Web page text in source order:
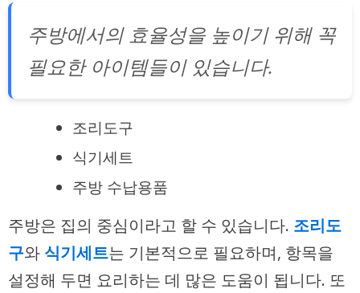
주방에서의 효율성을 높이기 위해 꼭
필요한 아이템들이 있습니다.
조리도구
식기세트
주방 수납용품
주방은 집의 중심이라고 할 수 있습니다. 조리도
구와 식기세트는 기본적으로 필요하며, 항목을
설정해 두면 요리하는 데 많은 도움이 됩니다. 또